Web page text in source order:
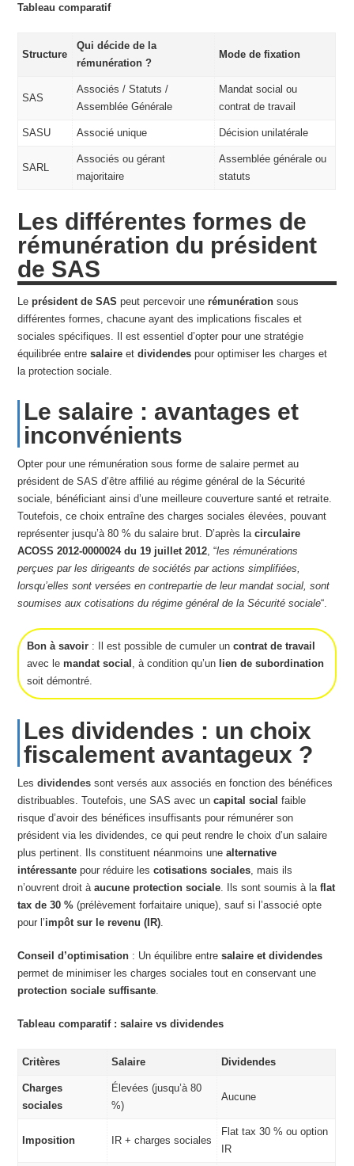
Tableau comparatif
Structure
Qui décide de la
rémunération ?
Mode de fixation
SAS
Associés / Statuts /
Assemblée Générale
Mandat social ou
contrat de travail
SASU Associé unique Décision unilatérale
SARL
Associés ou gérant
majoritaire
Assemblée générale ou
statuts
Les différentes formes de
rémunération du président
de SAS
Leprésident de SAS peut percevoir unerémunération sous
différentes formes, chacune ayant des implications fiscales et
sociales spécifiques. Il est essentiel d’opter pour une stratégie
équilibrée entresalaire etdividendes pour optimiser les charges et
la protection sociale.
Le salaire : avantages et
inconvénients
Opter pour une rémunération sous forme de salaire permet au
président de SAS d’être affilié au régime général de la Sécurité
sociale, bénéficiant ainsi d’une meilleure couverture santé et retraite.
Toutefois, ce choix entraîne des charges sociales élevées, pouvant
représenter jusqu’à 80 % du salaire brut. D’après lacirculaire
ACOSS 2012-0000024 du 19 juillet 2012, “les rémunérations
perçues par les dirigeants de sociétés par actions simplifiées,
lorsqu’elles sont versées en contrepartie de leur mandat social, sont
soumises aux cotisations du régime général de la Sécurité sociale“.
Bon à savoir : Il est possible de cumuler uncontrat de travail
avec lemandat social , à condition qu’un lien de subordination
soit démontré.
Les dividendes : un choix
fiscalement avantageux ?
Lesdividendes sont versés aux associés en fonction des bénéfices
distribuables. Toutefois, une SAS avec uncapital social faible
risque d’avoir des bénéfices insuffisants pour rémunérer son
président via les dividendes, ce qui peut rendre le choix d’un salaire
plus pertinent. Ils constituent néanmoins unealternative
intéressante pour réduire lescotisations sociales, mais ils
n’ouvrent droit àaucune protection sociale. Ils sont soumis à laflat
tax de 30 % (prélèvement forfaitaire unique), sauf si l’associé opte
pour l’impôt sur le revenu (IR).
Conseil d’optimisation : Un équilibre entresalaire et dividendes
permet de minimiser les charges sociales tout en conservant une
protection sociale suffisante.
Tableau comparatif : salaire vs dividendes
Critères Salaire Dividendes
Charges
sociales
Élevées (jusqu’à 80
%)
Aucune
Imposition IR + charges sociales
Flat tax 30 % ou option
IR